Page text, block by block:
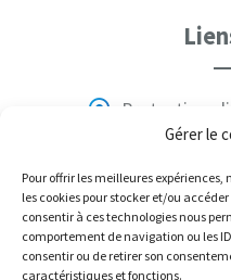
Gérer le
Pour offrir les meilleures
les cookies pour stocker et/ou
consentir à ces technologies nous
comportement de navigation ou les
consentir ou de retirer son
caractéristiques et fonctions.
Protection
Conditions
Politique de
Politique en